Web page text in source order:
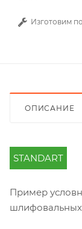
Изготовим
ОПИСАНИЕ
STANDART
Пример
шлифовальных